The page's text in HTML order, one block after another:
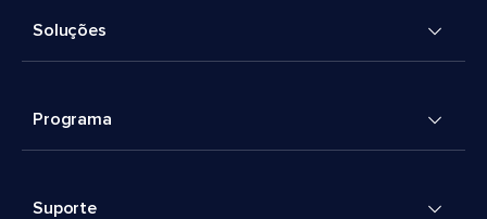
Soluções
Programa
Suporte